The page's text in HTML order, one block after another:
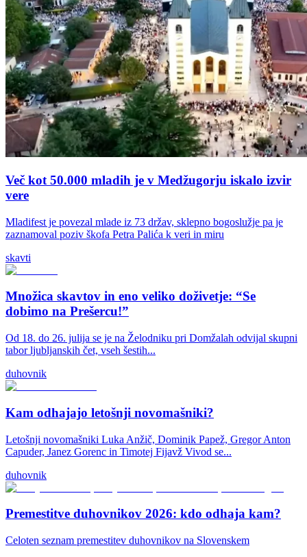
Več kot 50.000 mladih je v Medžugorju iskalo izvir
vere
Mladifest je povezal mlade iz 73 držav, sklepno bogoslužje pa je
zaznamoval poziv škofa Petra Palića k veri in miru
skavti
Množica skavtov in eno veliko doživetje: “Se
dobimo na Prešercu!”
Od 18. do 26. julija se je na Želodniku pri Domžalah odvijal skupni
tabor ljubljanskih čet, vseh šestih...
duhovnik
Kam odhajajo letošnji novomašniki?
Letošnji novomašniki Luka Anžič, Dominik Papež, Gregor Anton
Capuder, Janez Gorenc in Timotej Fijavž Vivod se...
duhovnik
Premestitve duhovnikov 2026: kdo odhaja kam?
Celoten seznam premestitev duhovnikov na Slovenskem